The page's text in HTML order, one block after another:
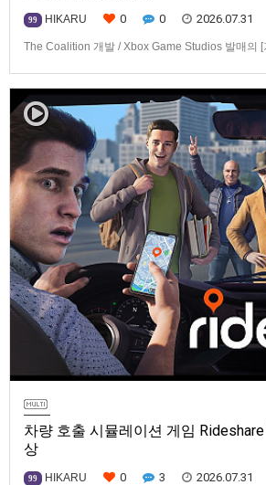
99 HIKARU 0 0 2026.07.31
The Coalition 개발 / Xbox Game Studios 발매의 [
차량 호출 시뮬레이션 게임 Rideshare
상
99 HIKARU 0 3 2026.07.31